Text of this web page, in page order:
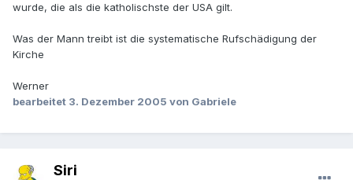
wurde, die als die katholischste der USA gilt.
Was der Mann treibt ist die systematische Rufschädigung der
Kirche
Werner
bearbeitet 3. Dezember 2005 von Gabriele
Siri